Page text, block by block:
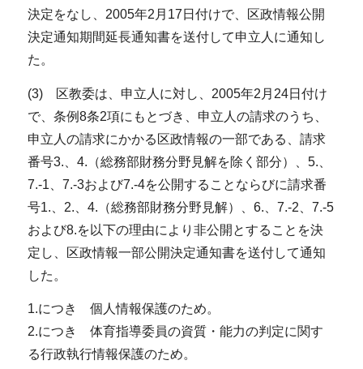
決定をなし、2005年2月17日付けで、区政情報公開
決定通知期間延長通知書を送付して申立人に通知し
た。
(3) 区教委は、申立人に対し、2005年2月24日付け
で、条例8条2項にもとづき、申立人の請求のうち、
申立人の請求にかかる区政情報の一部である、請求
番号3.、4.（総務部財務分野見解を除く部分）、5.、
7.-1、7.-3および7.-4を公開することならびに請求番
号1.、2.、4.（総務部財務分野見解）、6.、7.-2、7.-5
および8.を以下の理由により非公開とすることを決
定し、区政情報一部公開決定通知書を送付して通知
した。
1.につき 個人情報保護のため。
2.につき 体育指導委員の資質・能力の判定に関す
る行政執行情報保護のため。